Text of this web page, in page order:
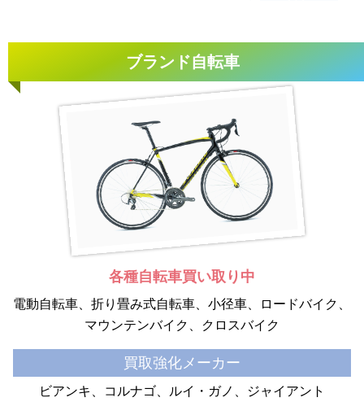
ブランド自転車
各種自転車買い取り中
電動自転車 折り畳み式自転車 小径車
ロードバイク
マウンテンバイク
クロスバイク
買取強化メーカー
ビアンキ コルナゴ ルイ・ガノ ジャイアント